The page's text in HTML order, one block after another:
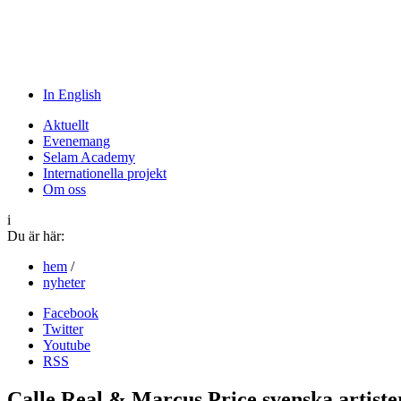
In English
Aktuellt
Evenemang
Selam Academy
Internationella projekt
Om oss
i
Du är här:
hem /
nyheter
Facebook
Twitter
Youtube
RSS